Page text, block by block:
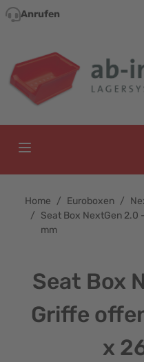
Direkt zum Inhalt
Anrufen
Home / Euroboxen /
/ Seat Box NextGen
mm
Seat Box
Griffe
x